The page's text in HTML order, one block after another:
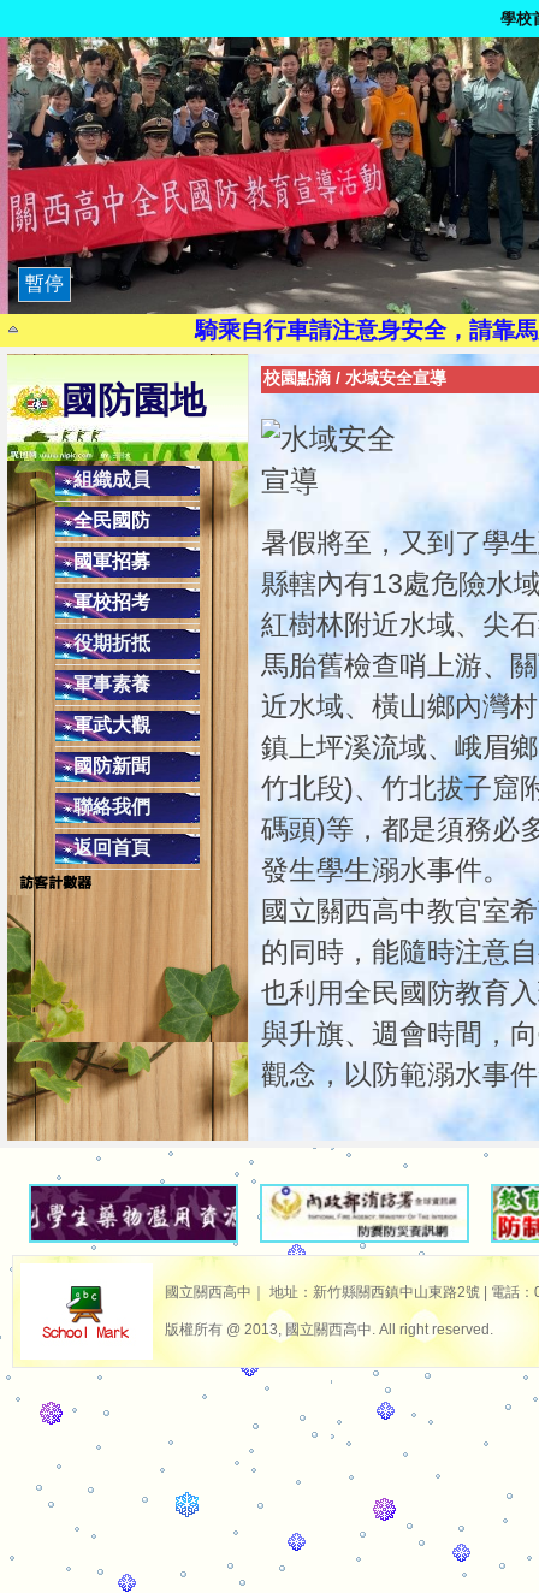
學校
暫停
9月21日為國家防災日
路口
染毒一次，代
茫一時，悔
珍惜生
騎乘自行車請注意身安全，請靠
現代國民應有交通安全三素養：1.搭乘大
2.乘副駕駛座，協助司機安全操作，避
健康上網一起來:「
避免LINE發生盜用詐騙之2不
2.不隨意點選不明之網址
交通安全教育４項守
(二)安全空間，不做沒有把握的動作，只要
(四)防衛兼備，防止事
同學上學勿單獨太早到校，
配合學校作息時間，課餘時避免單獨
在校遇陌生人
遇陌生人問路，可熱心告知，但不必親自引導
校外發現陌生人跟隨，應快速跑至較多人
國防園地
組織成員
全民國防
國軍招募
軍校招考
役期折抵
軍事素養
軍武大觀
國防新聞
聯絡我們
返回首頁
校園點滴 / 水域安全宣導
暑假將至，又到了學
縣轄內有13處危險水
紅樹林附近水域、尖
馬胎舊檢查哨上游、
近水域、橫山鄉內灣
鎮上坪溪流域、峨眉
竹北段)、竹北拔子窟
碼頭)等，都是須務必
發生學生溺水事件。
國立關西高中教官室
的同時，能隨時注意
也利用全民國防教育
與升旗、週會時間，
觀念，以防範溺水事
國立關西高中｜ 地址：新竹縣關西鎮中山東路2號 | 電話
版權所有 @ 2013, 國立關西高中. All right reserved.